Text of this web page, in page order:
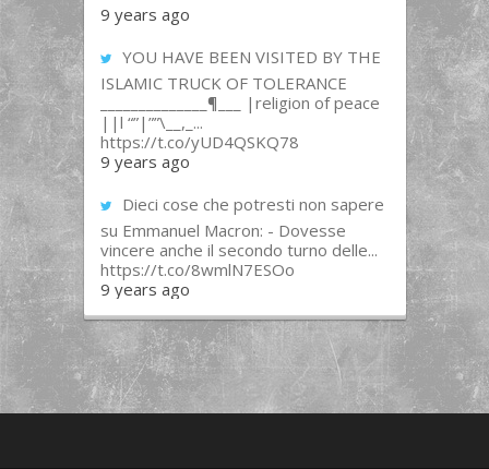
9 years ago
YOU HAVE BEEN VISITED BY THE
ISLAMIC TRUCK OF TOLERANCE
______________¶___ |religion of peace
||l “”|””\__,_...
https://t.co/yUD4QSKQ78
9 years ago
Dieci cose che potresti non sapere
su Emmanuel Macron: - Dovesse
vincere anche il secondo turno delle...
https://t.co/8wmlN7ESOo
9 years ago